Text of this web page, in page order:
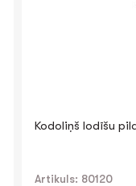
Kodoliņš lodīšu
Artikuls: 80120